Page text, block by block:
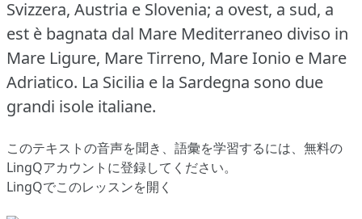
Svizzera, Austria e Slovenia; a ovest, a sud, a
est è bagnata dal Mare Mediterraneo diviso in
Mare Ligure, Mare Tirreno, Mare Ionio e Mare
Adriatico. La Sicilia e la Sardegna sono due
grandi isole italiane.
このテキストの音声を聞き、語彙を学習するには、 無料の
LingQアカウントに登録してください。
LingQでこのレッスンを開く